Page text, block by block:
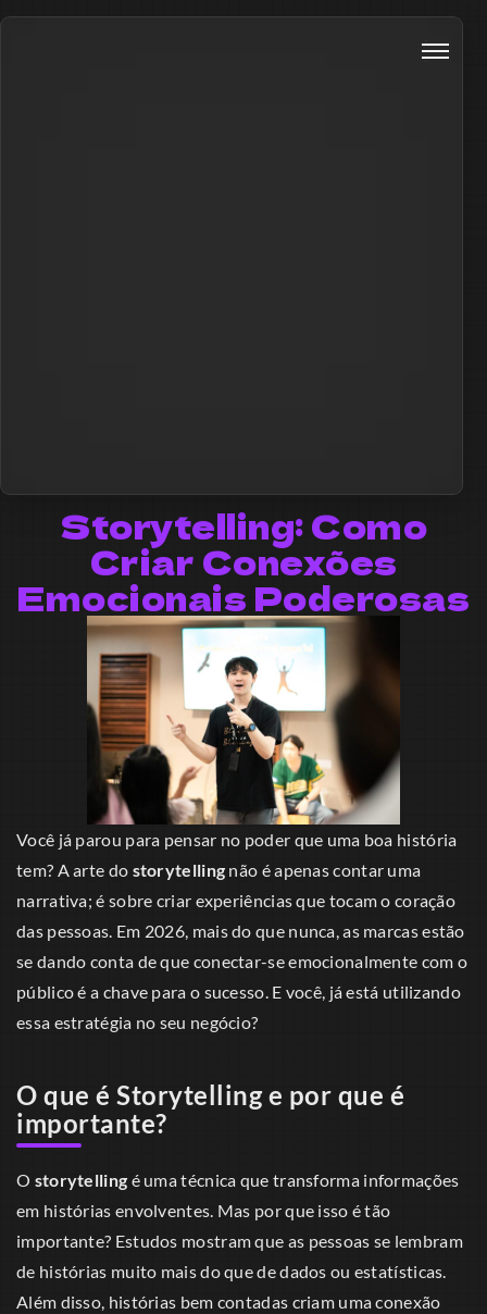
Storytelling: Como
Criar Conexões
Emocionais Poderosas
Você já parou para pensar no poder que uma boa história
tem? A arte do storytelling não é apenas contar uma
narrativa; é sobre criar experiências que tocam o coração
das pessoas. Em 2026, mais do que nunca, as marcas estão
se dando conta de que conectar-se emocionalmente com o
público é a chave para o sucesso. E você, já está utilizando
essa estratégia no seu negócio?
O que é Storytelling e por que é
importante?
O storytelling é uma técnica que transforma informações
em histórias envolventes. Mas por que isso é tão
importante? Estudos mostram que as pessoas se lembram
de histórias muito mais do que de dados ou estatísticas.
Além disso, histórias bem contadas criam uma conexão